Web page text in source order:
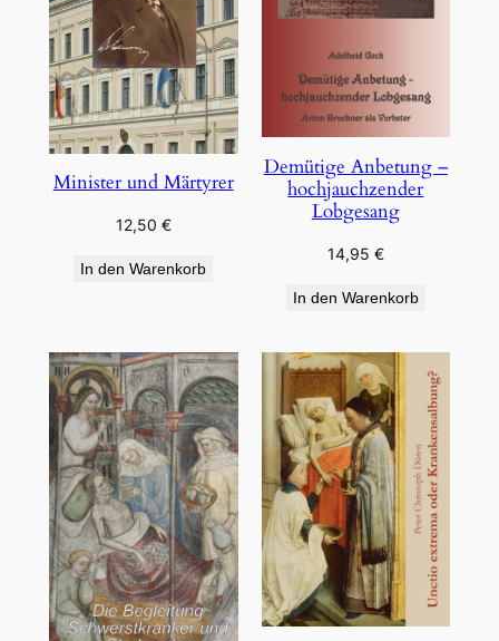
Minister und Märtyrer
12,50 €
In den Warenkorb
Demütige Anbetung –
hochjauchzender
Lobgesang
14,95 €
In den Warenkorb